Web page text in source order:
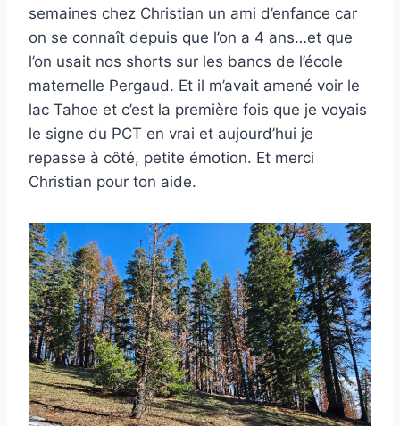
semaines chez Christian un ami d’enfance car
on se connaît depuis que l’on a 4 ans…et que
l’on usait nos shorts sur les bancs de l’école
maternelle Pergaud. Et il m’avait amené voir le
lac Tahoe et c’est la première fois que je voyais
le signe du PCT en vrai et aujourd’hui je
repasse à côté, petite émotion. Et merci
Christian pour ton aide.